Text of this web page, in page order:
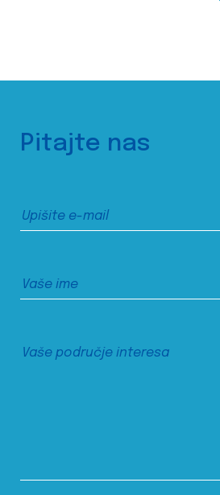
Pitajte nas